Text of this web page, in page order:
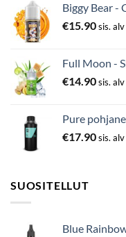
Biggy Bear -
€15.90sis. alv
Full Moon -
€14.90sis. alv
Pure
€17.90sis. alv
SUOSITELLUT
Blue